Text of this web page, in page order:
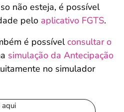
não esteja, é possível
pelo aplicativo FGTS.
é possívelconsultar o
simulação da Antecipação
no simulador
aqui